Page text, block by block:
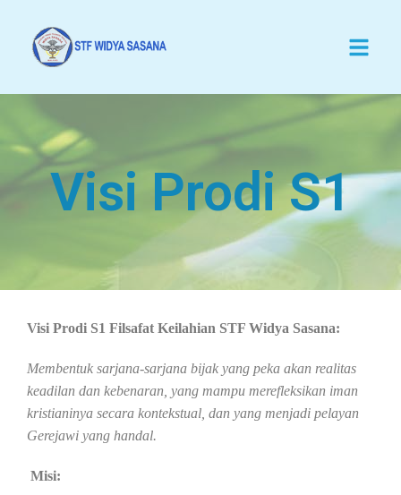
Visi Prodi S1
Visi Prodi S1 Filsafat Keilahian STF Widya Sasana:
Membentuk sarjana-sarjana bijak yang peka akan realitas
keadilan dan kebenaran, yang mampu merefleksikan iman
kristianinya secara kontekstual, dan yang menjadi pelayan
Gerejawi yang handal.
Misi: